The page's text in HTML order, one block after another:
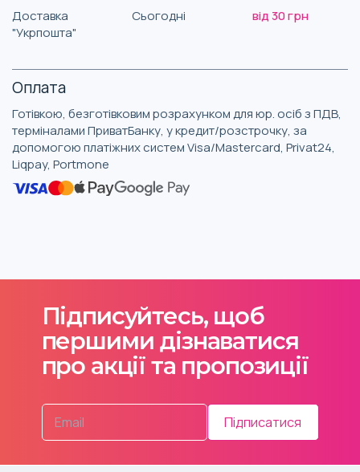
Доставка
"Укрпошта"
Сьогодні від 30 грн
Оплата
Готівкою, безготівковим розрахунком для юр. осіб з ПДВ,
терміналами ПриватБанку, у кредит/розстрочку, за
допомогою платіжних систем Visa/Mastercard, Privat24,
Liqpay, Portmone
Підписуйтесь, щоб
першими дізнаватися
про акції та пропозиції
Підписатися